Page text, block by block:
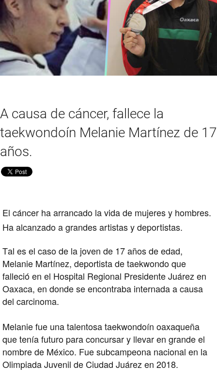
A causa de cáncer, fallece la
taekwondoín Melanie Martínez de 17
años.
El cáncer ha arrancado la vida de mujeres y hombres.
Ha alcanzado a grandes artistas y deportistas.
Tal es el caso de la joven de 17 años de edad,
Melanie Martínez, deportista de taekwondo que
falleció en el Hospital Regional Presidente Juárez en
Oaxaca, en donde se encontraba internada a causa
del carcinoma.
Melanie fue una talentosa taekwondoín oaxaqueña
que tenía futuro para concursar y llevar en grande el
nombre de México. Fue subcampeona nacional en la
Olimpiada Juvenil de Ciudad Juárez en 2018.